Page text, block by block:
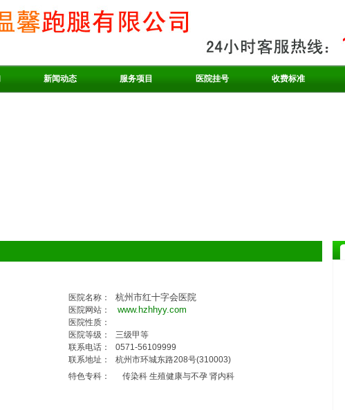
新闻动态 服务项目 医院挂号 收费标准
医院名称： 杭州市红十字会医院
医院网站： www.hzhhyy.com
医院性质：
医院等级：
三级甲等
联系电话：
0571-56109999
联系地址：
杭州市环城东路208号(310003)
特色专科：
传染科 生殖健康与不孕 肾内科